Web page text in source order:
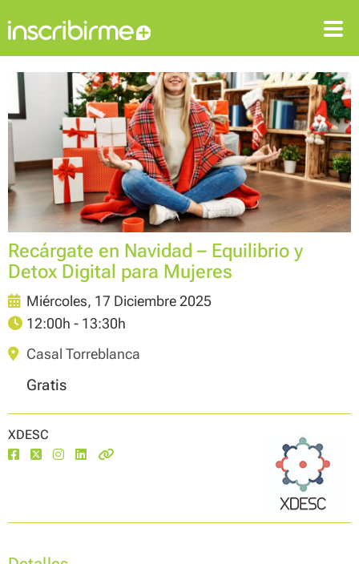
ENTRAR REGISTRARSE
Recárgate en Navidad – Equilibrio y
Detox Digital para Mujeres
Miércoles, 17 Diciembre 2025
12:00h - 13:30h
Casal Torreblanca
Gratis
XDESC